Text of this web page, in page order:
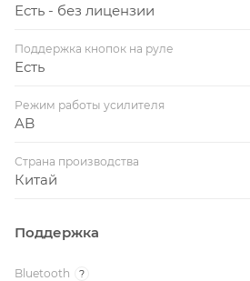
Есть - без лицензии
Поддержка кнопок на руле
Есть
Режим работы усилителя
AB
Страна производства
Китай
Поддержка
Bluetooth ?